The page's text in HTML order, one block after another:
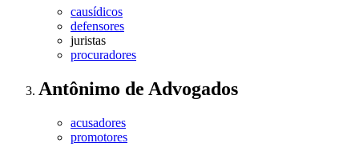
causídicos
defensores
juristas
procuradores
Antônimo de Advogados
acusadores
promotores